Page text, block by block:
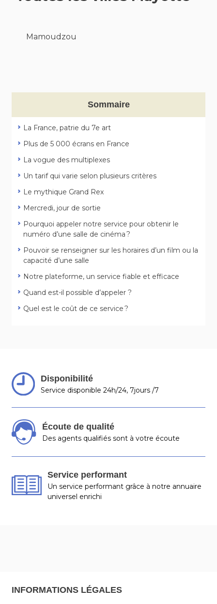
Mamoudzou
Sommaire
La France, patrie du 7e art
Plus de 5 000 écrans en France
La vogue des multiplexes
Un tarif qui varie selon plusieurs critères
Le mythique Grand Rex
Mercredi, jour de sortie
Pourquoi appeler notre service pour obtenir le
numéro d’une salle de cinéma ?
Pouvoir se renseigner sur les horaires d’un film ou la
capacité d’une salle
Notre plateforme, un service fiable et efficace
Quand est-il possible d’appeler ?
Quel est le coût de ce service ?
Disponibilité
Service disponible 24h/24, 7jours /7
Écoute de qualité
Des agents qualifiés sont à votre écoute
Service performant
Un service performant grâce à notre annuaire
universel enrichi
INFORMATIONS LÉGALES